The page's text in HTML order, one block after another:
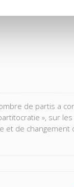
de partis a
», sur
et de changement